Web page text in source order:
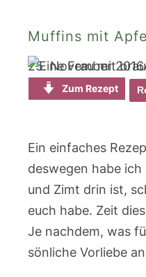
Muffins mit
25. November 2016
Zum Rezept
Ein einfaches
deswegen hab­e
und Zimt drin i­st,
euch habe. Zeit­
Je nachdem, w­as
sönliche Vorliebe